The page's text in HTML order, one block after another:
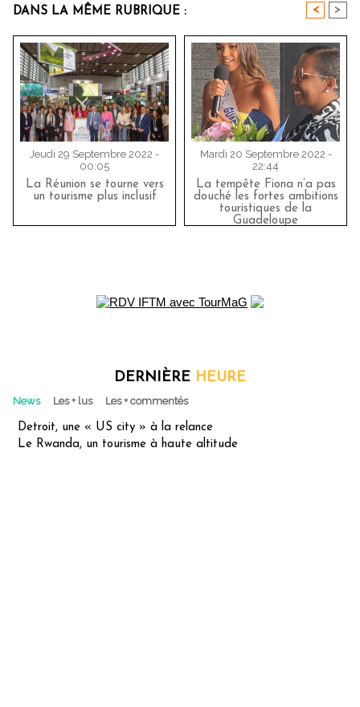
DANS LA MÊME RUBRIQUE : < >
Jeudi 29 Septembre 2022 -
00:05
La Réunion se tourne vers
un tourisme plus inclusif
Mardi 20 Septembre 2022 -
22:44
La tempête Fiona n’a pas
douché les fortes ambitions
touristiques de la
Guadeloupe
DERNIÈRE HEURE
News Les + lus Les + commentés
Detroit, une « US city » à la relance
Le Rwanda, un tourisme à haute altitude